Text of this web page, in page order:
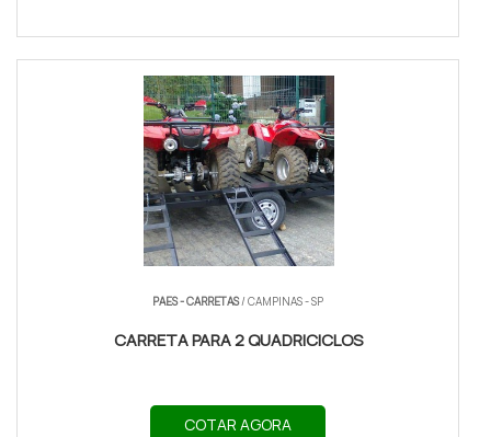
PAES - CARRETAS/ CAMPINAS - SP
CARRETA PARA 2 QUADRICICLOS
COTAR AGORA